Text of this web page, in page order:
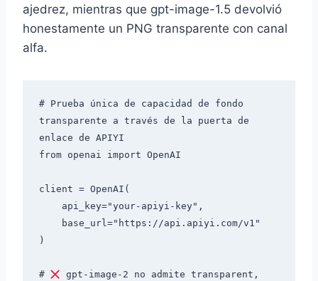
ajedrez, mientras que gpt-image-1.5 devolvió
honestamente un PNG transparente con canal
alfa.
# Prueba única de capacidad de fondo
transparente a través de la puerta de
enlace de APIYI
from openai import OpenAI
client = OpenAI(
)
#
gpt-image-2 no admite transparent,